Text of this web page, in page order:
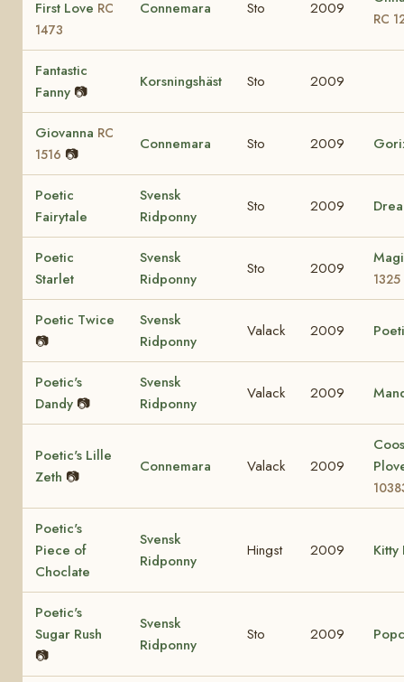
First Love RC
1473
Connemara Sto 2009
RC
Fantastic
Fanny 📷
Korsningshäst Sto 2009
Giovanna RC
1516 📷
Connemara Sto 2009
Poetic
Fairytale
Svensk
Ridponny
Sto 2009
Poetic
Starlet
Svensk
Ridponny
Sto 2009
1325
Poetic Twice
📷
Svensk
Ridponny
Valack 2009
Poetic's
Dandy 📷
Svensk
Ridponny
Valack 2009
Poetic's Lille
Zeth 📷
Connemara Valack 2009
Poetic's
Piece of
Choclate
Svensk
Ridponny
Hingst 2009 Kitty
Poetic's
Sugar Rush
📷
Svensk
Ridponny
Sto 2009